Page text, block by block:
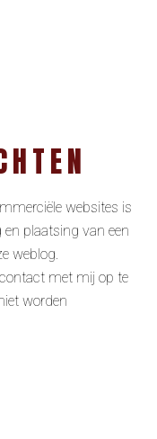
websites is
plaatsing van een
weblog.
met mij op te
worden